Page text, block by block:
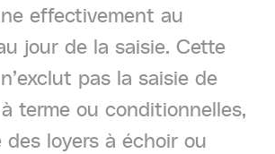
effectivement au
jour de la saisie. Cette
pas la saisie de
terme ou conditionnelles,
loyers à échoir ou